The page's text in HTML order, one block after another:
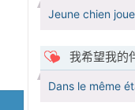
Jeune chien
我希望我的
Dans le même